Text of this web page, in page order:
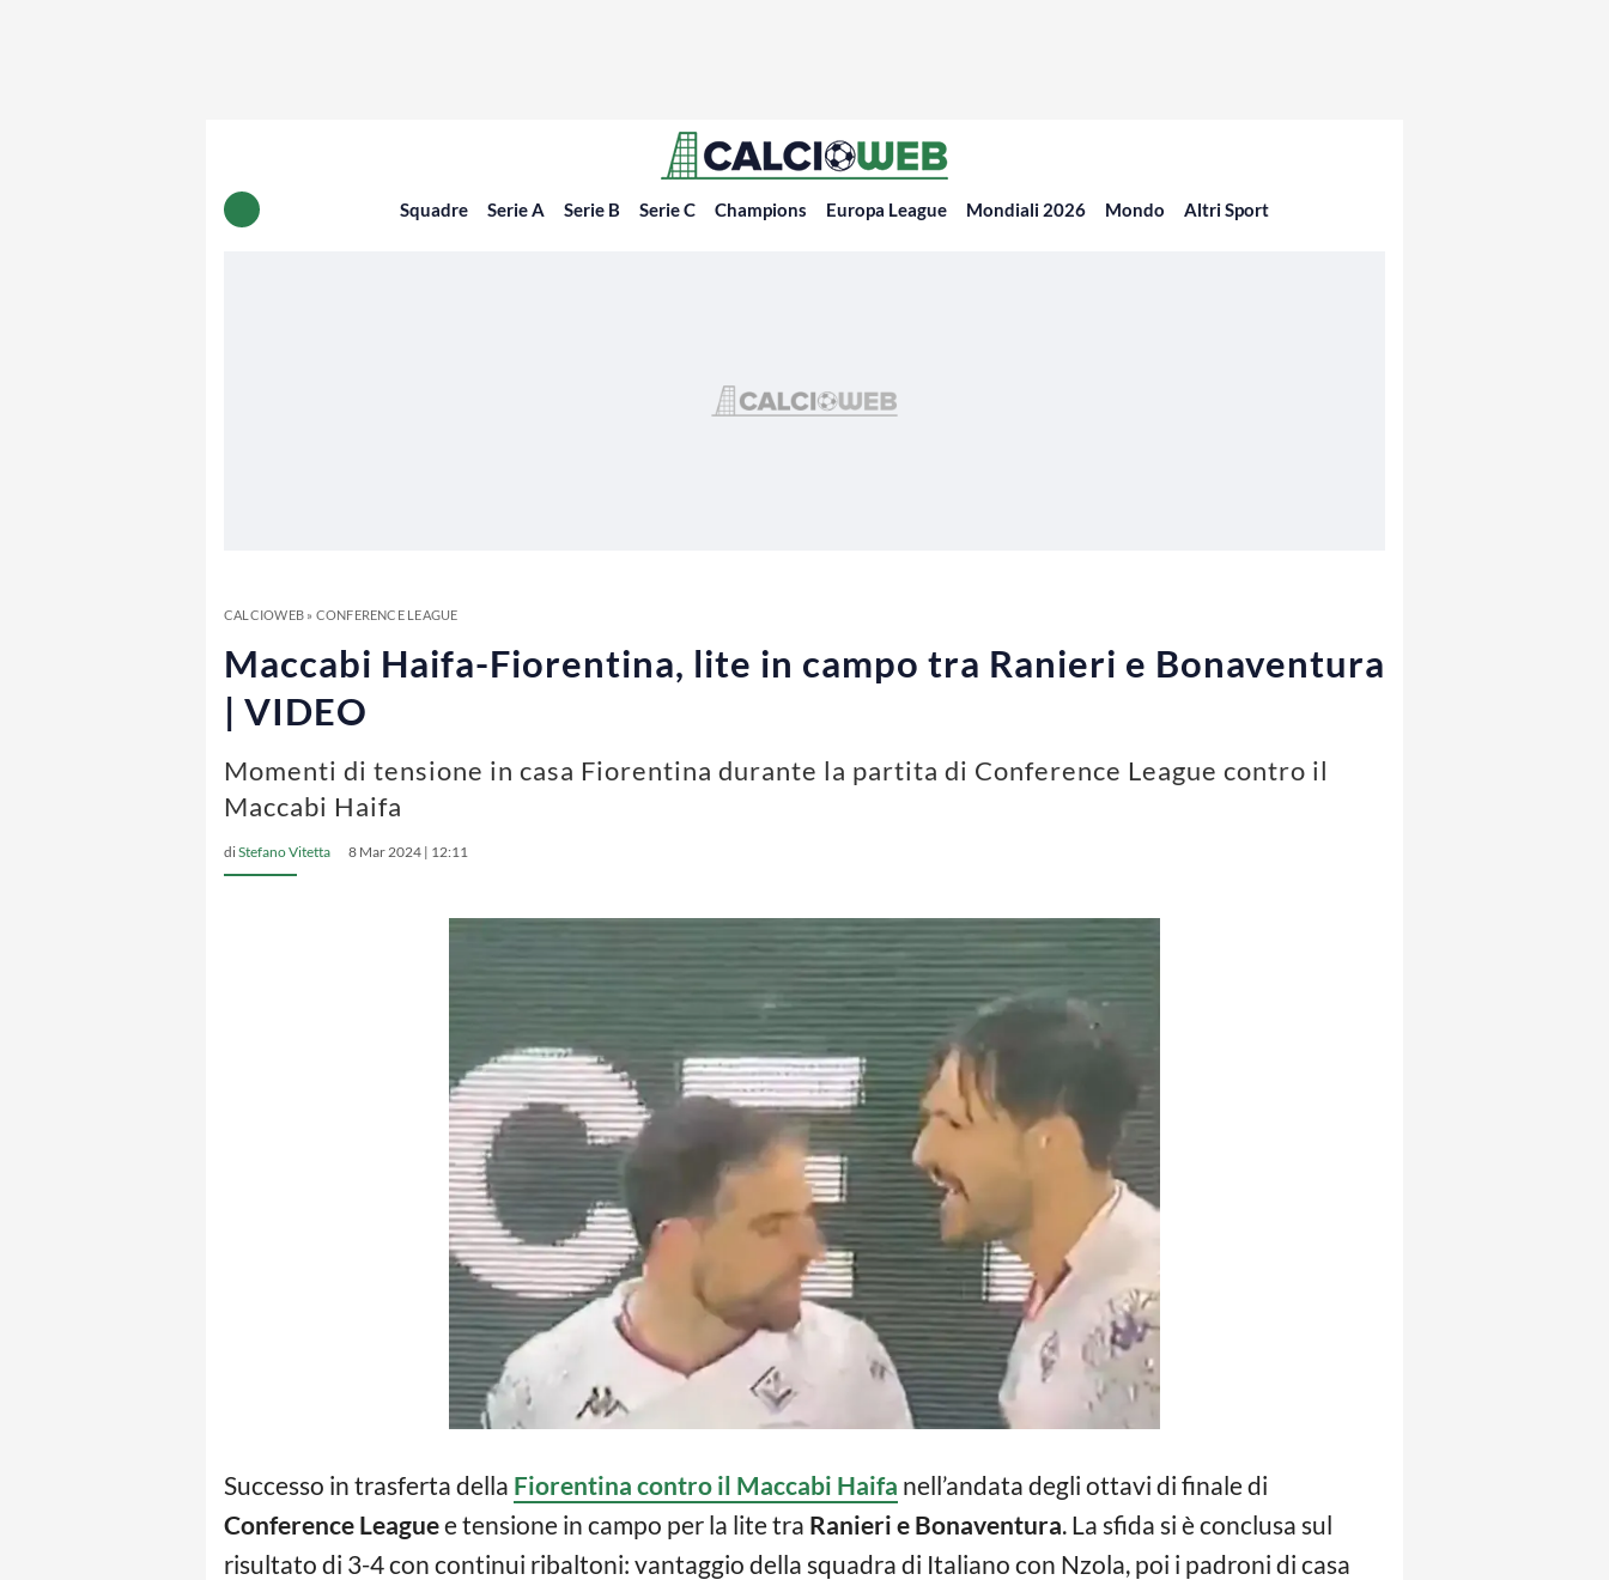
Squadre Serie A Serie B Serie C Champions Europa League Mondiali 2026 Mondo Altri Sport
CALCIOWEB» CONFERENCE LEAGUE
Maccabi Haifa-Fiorentina, lite in campo tra Ranieri e Bonaventura
| VIDEO
Momenti di tensione in casa Fiorentina durante la partita di Conference League contro il
Maccabi Haifa
diStefano Vitetta 8 Mar 2024 | 12:11
Successo in trasferta della Fiorentina contro il Maccabi Haifa nell’andata degli ottavi di finale di
Conference Leaguee tensione in campo per la lite tra Ranieri e Bonaventura. La sfida si è conclusa sul
risultato di 3-4 con continui ribaltoni: vantaggio della squadra di Italiano con Nzola, poi i padroni di casa